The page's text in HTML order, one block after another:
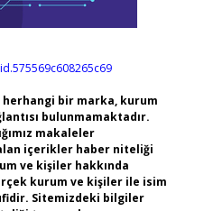
bir marka, kurum
bulunmamaktadır.
makaleler
içerikler haber niteliği
ve kişiler hakkında
kurum ve kişiler ile isim
Sitemizdeki bilgiler